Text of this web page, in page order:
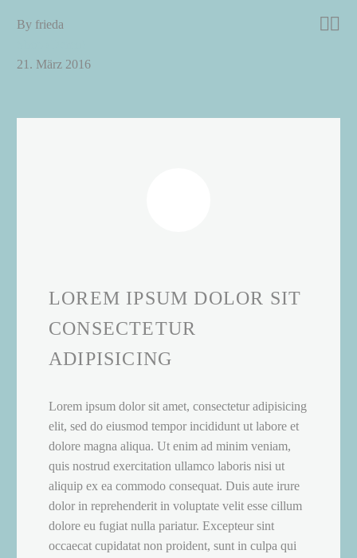

By frieda
21. März 2016
LOREM IPSUM DOLOR SIT
CONSECTETUR
ADIPISICING
Lorem ipsum dolor sit amet, consectetur adipisicing
elit, sed do eiusmod tempor incididunt ut labore et
dolore magna aliqua. Ut enim ad minim veniam,
quis nostrud exercitation ullamco laboris nisi ut
aliquip ex ea commodo consequat. Duis aute irure
dolor in reprehenderit in voluptate velit esse cillum
dolore eu fugiat nulla pariatur. Excepteur sint
occaecat cupidatat non proident, sunt in culpa qui